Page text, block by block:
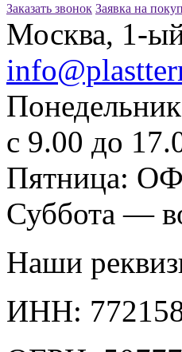
Заказать звонок Заявка на
Москва, 1-
с 9.00 до
Пятница:
Суббота —
Наши
ИНН: